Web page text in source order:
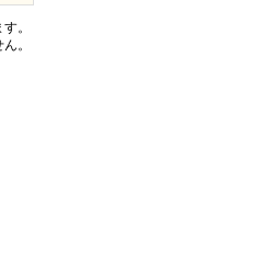
。
。